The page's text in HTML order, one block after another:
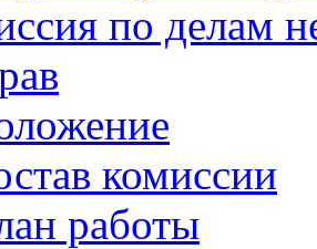
по делам
комиссии
работы